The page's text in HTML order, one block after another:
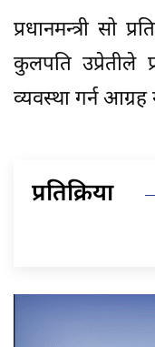
प्रधानमन्त्री सो
कुलपति उप्रेतीले
व्यवस्था गर्न आग्रह
प्रतिक्रिया